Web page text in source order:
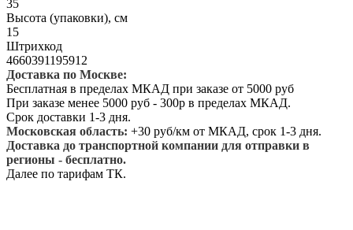
35
Высота (упаковки), см
15
Штрихкод
4660391195912
Доставка по Москве:
Бесплатная в пределах МКАД при заказе от 5000 руб
При заказе менее 5000 руб - 300р в пределах МКАД.
Срок доставки 1-3 дня.
Московская область: +30 руб/км от МКАД, срок 1-3 дня.
Доставка до транспортной компании для отправки в
регионы - бесплатно.
Далее по тарифам ТК.